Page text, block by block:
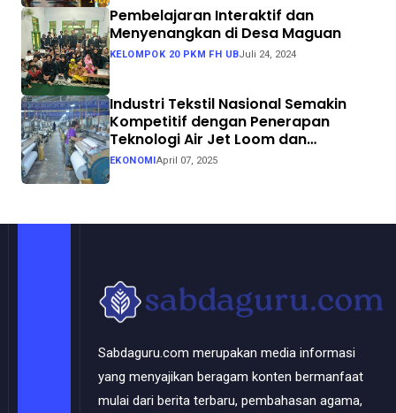
Pembelajaran Interaktif dan
Menyenangkan di Desa Maguan
KELOMPOK 20 PKM FH UBJuli 24, 2024
Industri Tekstil Nasional Semakin
Kompetitif dengan Penerapan
Teknologi Air Jet Loom dan
Continuous Dyeing di CV. Garuda
Solo Perkasa
EKONOMI April 07, 2025
Sabdaguru.com merupakan media informasi
yang menyajikan beragam konten bermanfaat
mulai dari berita terbaru, pembahasan agama,